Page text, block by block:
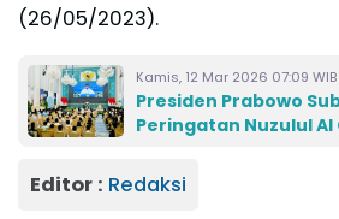
(26/05/2023).
Kamis, 12 Mar 2026 07:09 WIB
Presiden Prabowo
Peringatan Nuzulul Al
Editor : Redaksi